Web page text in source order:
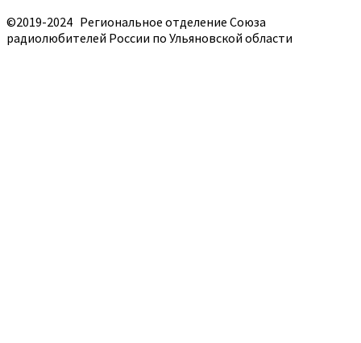
©2019-2024 Региональное отделение Союза
радиолюбителей России по Ульяновской области